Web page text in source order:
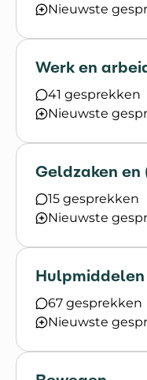
Nieuwste
Werk en
41 gesprekken
Nieuwste
Geldzaken en
15 gesprekken
Nieuwste
Hulpmiddelen
67 gesprekken
Nieuwste